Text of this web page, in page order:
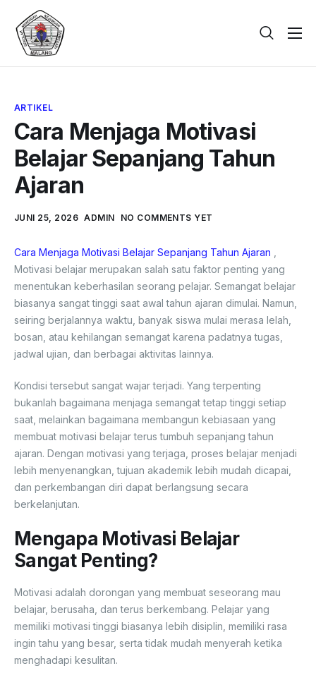
Beranda
Galeri
PPDB
ARTIKEL
Cara Menjaga Motivasi
Belajar Sepanjang Tahun
Ajaran
JUNI 25, 2026 ADMIN NO COMMENTS YET
Cara Menjaga Motivasi Belajar Sepanjang Tahun Ajaran ,
Motivasi belajar merupakan salah satu faktor penting yang
menentukan keberhasilan seorang pelajar. Semangat belajar
biasanya sangat tinggi saat awal tahun ajaran dimulai. Namun,
seiring berjalannya waktu, banyak siswa mulai merasa lelah,
bosan, atau kehilangan semangat karena padatnya tugas,
jadwal ujian, dan berbagai aktivitas lainnya.
Kondisi tersebut sangat wajar terjadi. Yang terpenting
bukanlah bagaimana menjaga semangat tetap tinggi setiap
saat, melainkan bagaimana membangun kebiasaan yang
membuat motivasi belajar terus tumbuh sepanjang tahun
ajaran. Dengan motivasi yang terjaga, proses belajar menjadi
lebih menyenangkan, tujuan akademik lebih mudah dicapai,
dan perkembangan diri dapat berlangsung secara
berkelanjutan.
Mengapa Motivasi Belajar
Sangat Penting?
Motivasi adalah dorongan yang membuat seseorang mau
belajar, berusaha, dan terus berkembang. Pelajar yang
memiliki motivasi tinggi biasanya lebih disiplin, memiliki rasa
ingin tahu yang besar, serta tidak mudah menyerah ketika
menghadapi kesulitan.